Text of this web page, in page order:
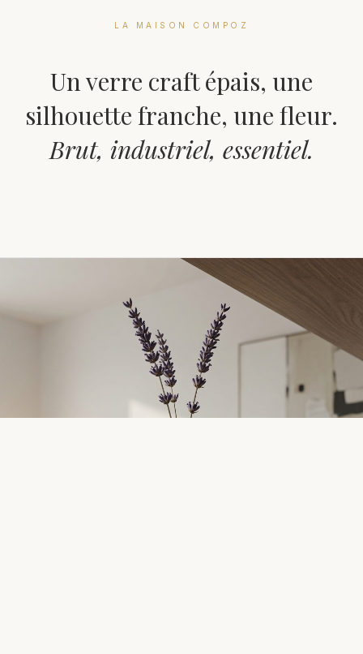
LA MAISON COMPOZ
Un verre craft épais, une
silhouette franche, une fleur.
Brut, industriel, essentiel.